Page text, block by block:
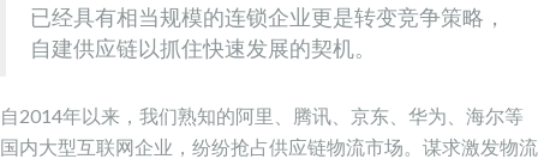
已经具有相当规模的连锁企业更是转变竞争策略，
自建供应链以抓住快速发展的契机。
自2014年以来，我们熟知的阿里、腾讯、京东、华为、海尔等
国内大型互联网企业，纷纷抢占供应链物流市场。谋求激发物流